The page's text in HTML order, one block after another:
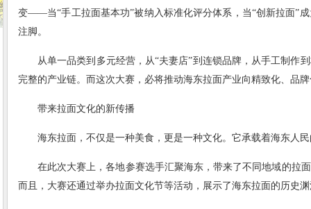
变——当“手工拉面基本功”被纳入标准化评分体系，当“创新拉面”
注脚。
从单一品类到多元经营，从“夫妻店”到连锁品牌，从手工制作
完整的产业链。而这次大赛，必将推动海东拉面产业向精致化、品
带来拉面文化的新传播
海东拉面，不仅是一种美食，更是一种文化。它承载着海东人
在此次大赛上，各地参赛选手汇聚海东，带来了不同地域的拉
而且，大赛还通过举办拉面文化节等活动，展示了海东拉面的历史